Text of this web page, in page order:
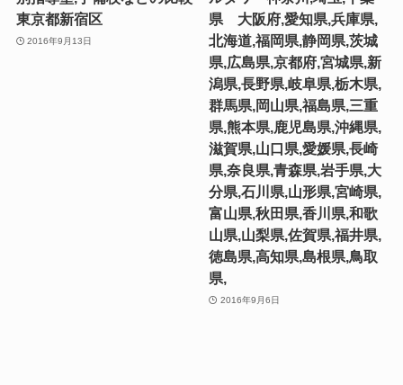
東京都新宿区
2016年9月13日
県 大阪府,愛知県,兵庫県,
北海道,福岡県,静岡県,茨城
県,広島県,京都府,宮城県,新
潟県,長野県,岐阜県,栃木県,
群馬県,岡山県,福島県,三重
県,熊本県,鹿児島県,沖縄県,
滋賀県,山口県,愛媛県,長崎
県,奈良県,青森県,岩手県,大
分県,石川県,山形県,宮崎県,
富山県,秋田県,香川県,和歌
山県,山梨県,佐賀県,福井県,
徳島県,高知県,島根県,鳥取
県,
2016年9月6日